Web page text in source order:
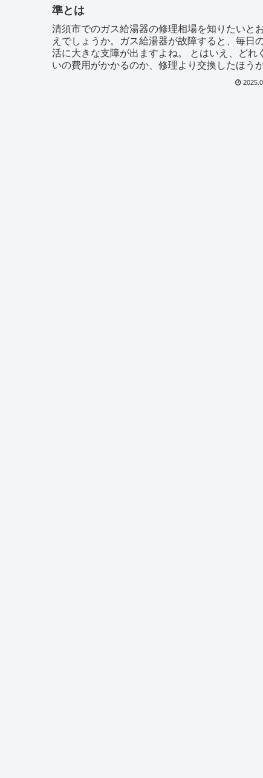
準とは
清須市でのガス給湯器の修理相場を知りたいと
えでしょうか。ガス給湯器が故障すると、毎日
活に大きな支障が出ますよね。 とはいえ、どれ
いの費用がかかるのか、修理より交換したほう
いのかなど、よく分からないこともあると思いま